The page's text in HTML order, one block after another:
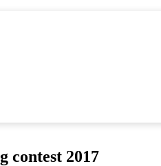
contest 2017